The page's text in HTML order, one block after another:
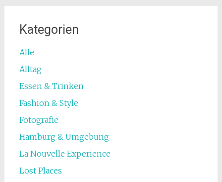
Kategorien
Alle
Alltag
Essen & Trinken
Fashion & Style
Fotografie
Hamburg & Umgebung
La Nouvelle Experience
Lost Places